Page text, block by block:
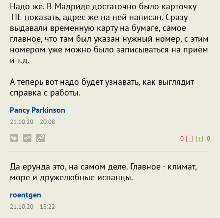
Надо же. В Мадриде достаточно было карточку
TIE показать, адрес же на ней написан. Сразу
выдавали временную карту на бумаге, самое
главное, что там был указан нужный номер, с этим
номером уже можно было записываться на приём
и т.д.
А теперь вот надо будет узнавать, как выглядит
справка с работы.
Pancy Parkinson
21.10.20
20:08
0
0
Да ерунда это, на самом деле. Главное - климат,
море и дружелюбные испанцы.
roentgen
21.10.20
18:22